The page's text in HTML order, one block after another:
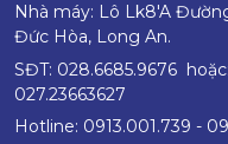
Nhà máy: Lô Lk8'A
Đức Hòa, Long An.
SĐT: 028.6685.9676
027.23663627
Hotline: 0913.001.739 -